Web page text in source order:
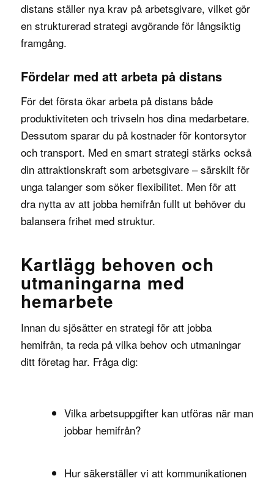
distans ställer nya krav på arbetsgivare, vilket gör
en strukturerad strategi avgörande för långsiktig
framgång.
Fördelar med att arbeta på distans
För det första ökar arbeta på distans både
produktiviteten och trivseln hos dina medarbetare.
Dessutom sparar du på kostnader för kontorsytor
och transport. Med en smart strategi stärks också
din attraktionskraft som arbetsgivare – särskilt för
unga talanger som söker flexibilitet. Men för att
dra nytta av att jobba hemifrån fullt ut behöver du
balansera frihet med struktur.
Kartlägg behoven och
utmaningarna med
hemarbete
Innan du sjösätter en strategi för att jobba
hemifrån, ta reda på vilka behov och utmaningar
ditt företag har. Fråga dig:
Vilka arbetsuppgifter kan utföras när man
jobbar hemifrån?
Hur säkerställer vi att kommunikationen